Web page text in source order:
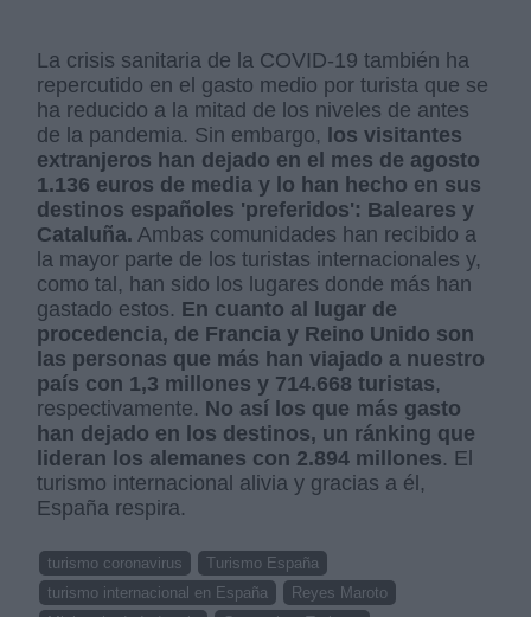
La crisis sanitaria de la COVID-19 también ha
repercutido en el gasto medio por turista que se
ha reducido a la mitad de los niveles de antes
de la pandemia. Sin embargo, los visitantes
extranjeros han dejado en el mes de agosto
1.136 euros de media y lo han hecho en sus
destinos españoles 'preferidos': Baleares y
Cataluña. Ambas comunidades han recibido a
la mayor parte de los turistas internacionales y,
como tal, han sido los lugares donde más han
gastado estos. En cuanto al lugar de
procedencia, de Francia y Reino Unido son
las personas que más han viajado a nuestro
país con 1,3 millones y 714.668 turistas,
respectivamente. No así los que más gasto
han dejado en los destinos, un ránking que
lideran los alemanes con 2.894 millones. El
turismo internacional alivia y gracias a él,
España respira.
turismo coronavirus
Turismo España
turismo internacional en España
Reyes Maroto